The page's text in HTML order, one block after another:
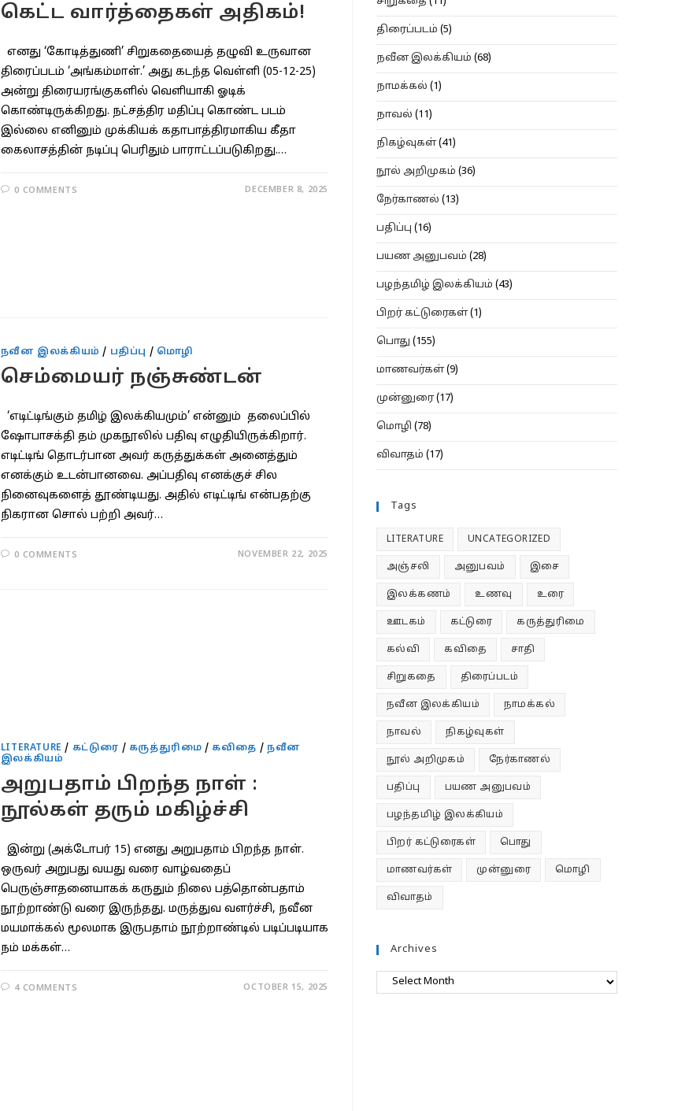
கெட்ட வார்த்தைகள் அதிகம்!
எனது ‘கோடித்துணி’ சிறுகதையைத் தழுவி உருவான
திரைப்படம் ‘அங்கம்மாள்.’ அது கடந்த வெள்ளி (05-12-25)
அன்று திரையரங்குகளில் வெளியாகி ஓடிக்
கொண்டிருக்கிறது. நட்சத்திர மதிப்பு கொண்ட படம்
இல்லை எனினும் முக்கியக் கதாபாத்திரமாகிய கீதா
கைலாசத்தின் நடிப்பு பெரிதும் பாராட்டப்படுகிறது.…
0 COMMENTS DECEMBER 8, 2025
நவீன இலக்கியம் / பதிப்பு / மொழி
செம்மையர் நஞ்சுண்டன்
‘எடிட்டிங்கும் தமிழ் இலக்கியமும்’ என்னும் தலைப்பில்
ஷோபாசக்தி தம் முகநூலில் பதிவு எழுதியிருக்கிறார்.
எடிட்டிங் தொடர்பான அவர் கருத்துக்கள் அனைத்தும்
எனக்கும் உடன்பானவை. அப்பதிவு எனக்குச் சில
நினைவுகளைத் தூண்டியது. அதில் எடிட்டிங் என்பதற்கு
நிகரான சொல் பற்றி அவர்…
0 COMMENTS NOVEMBER 22, 2025
LITERATURE / கட்டுரை / கருத்துரிமை / கவிதை / நவீன
இலக்கியம்
அறுபதாம் பிறந்த நாள் :
நூல்கள் தரும் மகிழ்ச்சி
இன்று (அக்டோபர் 15) எனது அறுபதாம் பிறந்த நாள்.
ஒருவர் அறுபது வயது வரை வாழ்வதைப்
பெருஞ்சாதனையாகக் கருதும் நிலை பத்தொன்பதாம்
நூற்றாண்டு வரை இருந்தது. மருத்துவ வளர்ச்சி, நவீன
மயமாக்கல் மூலமாக இருபதாம் நூற்றாண்டில் படிப்படியாக
நம் மக்கள்…
4 COMMENTS OCTOBER 15, 2025
திரைப்படம் (5)
நவீன இலக்கியம் (68)
நாமக்கல் (1)
நாவல் (11)
நிகழ்வுகள்(41)
நூல் அறிமுகம் (36)
நேர்காணல் (13)
பதிப்பு (16)
பயண அனுபவம் (28)
பழந்தமிழ் இலக்கியம் (43)
பிறர் கட்டுரைகள்(1)
பொது (155)
மாணவர்கள்(9)
முன்னுரை(17)
மொழி (78)
விவாதம் (17)
Tags
LITERATURE UNCATEGORIZED
அஞ்சலி அனுபவம் இசை
இலக்கணம் உணவு உரை
ஊடகம் கட்டுரை கருத்துரிமை
கல்வி கவிதை சாதி
சிறுகதை திரைப்படம்
நவீன இலக்கியம் நாமக்கல்
நாவல் நிகழ்வுகள்
நூல் அறிமுகம் நேர்காணல்
பதிப்பு பயண அனுபவம்
பழந்தமிழ் இலக்கியம்
பிறர் கட்டுரைகள் பொது
மாணவர்கள் முன்னுரை மொழி
விவாதம்
Archives
Archives